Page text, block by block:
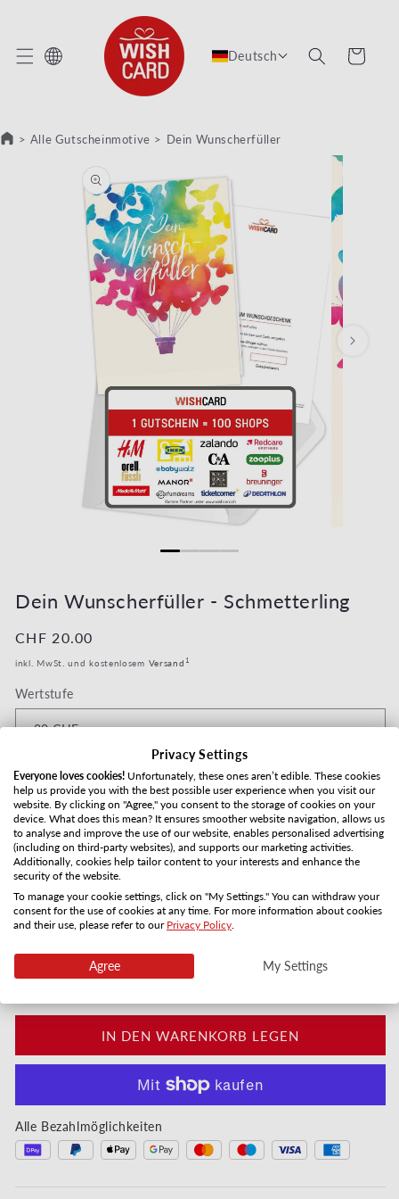
ZUM INHALT
Deutsch Warenkorb
> Alle Gutscheinmotive > Dein Wunscherfüller
Dein Wunscherfüller - Schmetterling
Normaler Preis
CHF 20.00
inkl. MwSt. und kostenlosem Versand 1
Wertstufe
Versandart
Karte per Post
3-5 Versandtage
PDF per E-Mail
Sofort
Anzahl
Verringere die Menge für Dein Wunscherfüller -
Erhöhe die Menge für Dein
Sofort digital oder in 3–5 Werktagen per Post
Individualisiere deinen Gutschein:
IN DEN WARENKORB LEGEN
Alle Bezahlmöglichkeiten
Privacy Settings
Everyone loves cookies! Unfortunately, these ones aren’t edible. These cookies
help us provide you with the best possible user experience when you visit our
website. By clicking on "Agree," you consent to the storage of cookies on your
device. What does this mean? It ensures smoother website navigation, allows us
to analyse and improve the use of our website, enables personalised advertising
(including on third-party websites), and supports our marketing activities.
Additionally, cookies help tailor content to your interests and enhance the
security of the website.
To manage your cookie settings, click on "My Settings." You can withdraw your
consent for the use of cookies at any time. For more information about cookies
and their use, please refer to our Privacy Policy.
Agree My Settings